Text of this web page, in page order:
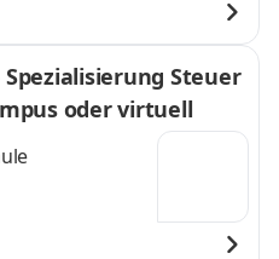
Steuer
oder virtuell